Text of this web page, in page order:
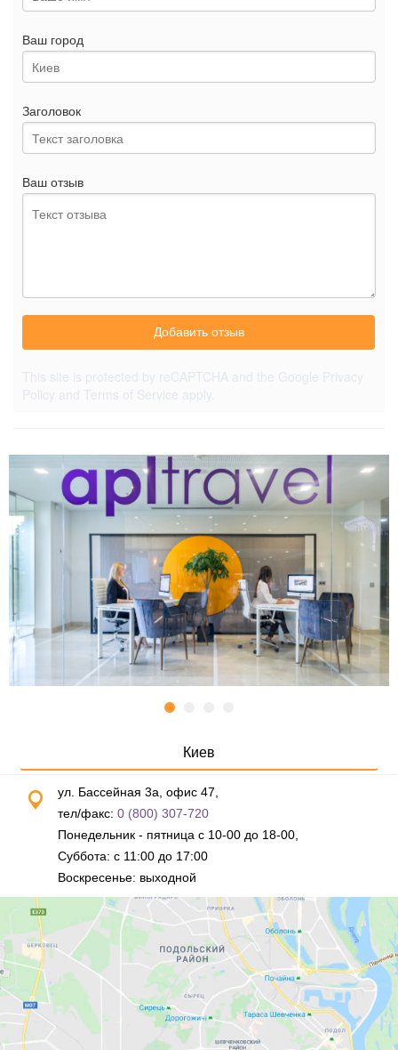
Ваш город
Заголовок
Ваш отзыв
Добавить отзыв
Киев
ул. Бассейная 3а, офис 47,
тел/факс: 0 (800) 307-720
Понедельник - пятница с 10-00 до 18-00,
Суббота: с 11:00 до 17:00
Воскресенье: выходной